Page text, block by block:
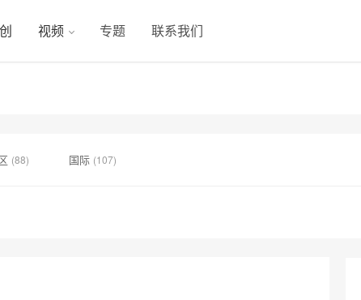
视频 专题 联系我们
(88) 国际 (107)